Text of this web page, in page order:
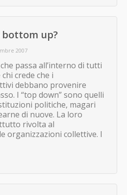
bottom up?
2007
passa all’interno di tutti
crede che i
debbano provenire
I “top down” sono quelli
politiche, magari
di nuove. La loro
rivolta al
organizzazioni collettive. I